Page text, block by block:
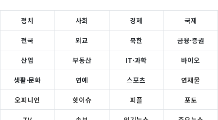
정치 사회 경제 국제
전국 외교 북한 금융·증권
산업 부동산 IT·과학 바이오
생활·문화 연예 스포츠 연재물
오피니언 핫이슈 피플 포토